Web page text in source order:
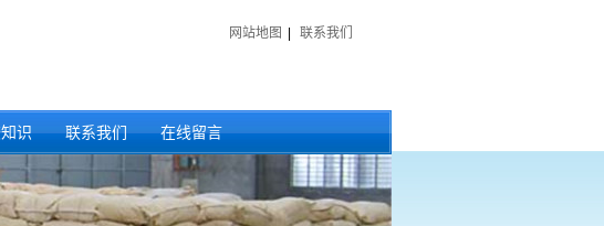
网站地图 联系我们
识 联系我们 在线留言